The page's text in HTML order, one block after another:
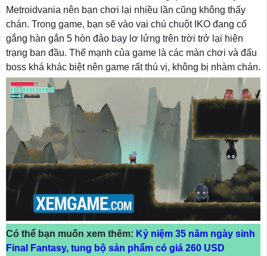
Metroidvania nên bạn chơi lại nhiều lần cũng không thấy
chán. Trong game, bạn sẽ vào vai chú chuột IKO đang cố
gắng hàn gắn 5 hòn đảo bay lơ lửng trên trời trở lại hiện
trạng ban đầu. Thế mạnh của game là các màn chơi và đấu
boss khá khác biệt nên game rất thú vị, không bị nhàm chán.
Có thể bạn muốn xem thêm: Kỷ niệm 35 năm ngày sinh
Final Fantasy, tung bộ sản phẩm có giá 260 USD